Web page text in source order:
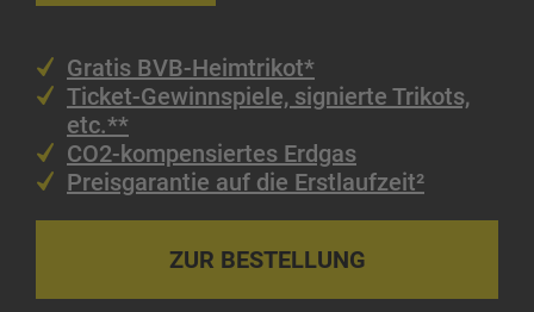
Gratis BVB-Heimtrikot*
Ticket-Gewinnspiele, signierte Trikots,
etc.**
CO2-kompensiertes Erdgas
Preisgarantie auf die Erstlaufzeit²
ZUR BESTELLUNG